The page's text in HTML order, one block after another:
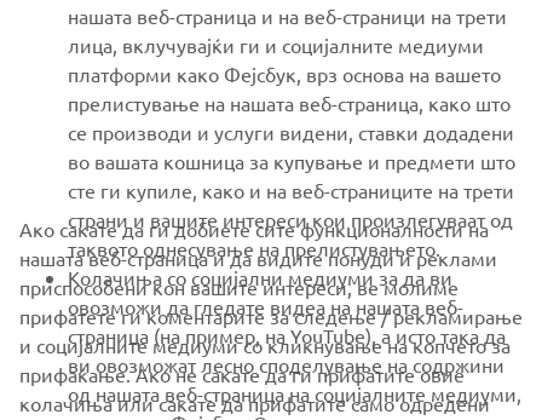
SUPPORT
NEWSLETTER
Be the first one to learn about latest deals, special events, new
releases and much more
SUBSCRIBE
Read our Privacy Policy to learn how we process your personal
нашата веб-страница и на веб-страници на трети
лица, вклучувајќи ги и социјалните медиуми
платформи како Фејсбук, врз основа на вашето
прелистување на нашата веб-страница, како што
се производи и услуги видени, ставки додадени
во вашата кошница за купување и предмети што
сте ги купиле, како и на веб-страниците на трети
страни и вашите интереси кои произлегуваат од
таквото однесување на прелистувањето.
Колачиња со социјални медиуми за да ви
овозможи да гледате видеа на нашата веб-
страница (на пример, на YouTube), а исто така да
ви овозможат лесно споделување на содржини
од нашата веб-страница на социјалните медиуми,
Ако сакате да ги добиете сите функционалности на
нашата веб-страница и да видите понуди и реклами
приспособени кон вашите интереси, ве молиме
прифатете ги коментарите за следење / рекламирање
и социјалните медиуми со кликнување на копчето за
прифаќање. Ако не сакате да ги прифатите овие
колачиња или сакате да прифатите само одредени